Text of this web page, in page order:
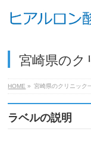
宮崎県のク
HOME » 宮崎県のクリニック
ラベルの説明